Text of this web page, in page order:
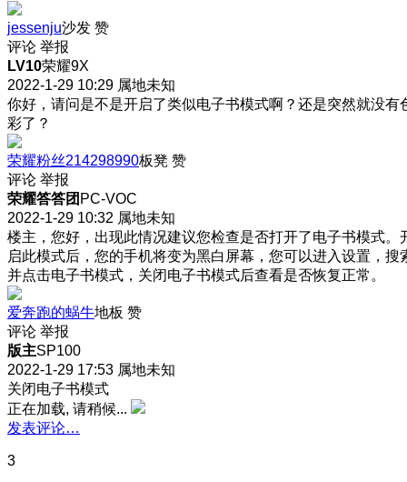
jessenju沙发 赞
评论 举报
LV10荣耀9X
2022-1-29 10:29 属地未知
你好，请问是不是开启了类似电子书模式啊？还是突然就没有
彩了？
荣耀粉丝214298990板凳 赞
评论 举报
荣耀答答团 PC-VOC
2022-1-29 10:32 属地未知
楼主，您好，出现此情况建议您检查是否打开了电子书模式。
启此模式后，您的手机将变为黑白屏幕，您可以进入设置，搜
并点击电子书模式，关闭电子书模式后查看是否恢复正常。
爱奔跑的蜗牛地板 赞
评论 举报
版主SP100
2022-1-29 17:53 属地未知
关闭电子书模式
正在加载, 请稍候...
发表评论…
3